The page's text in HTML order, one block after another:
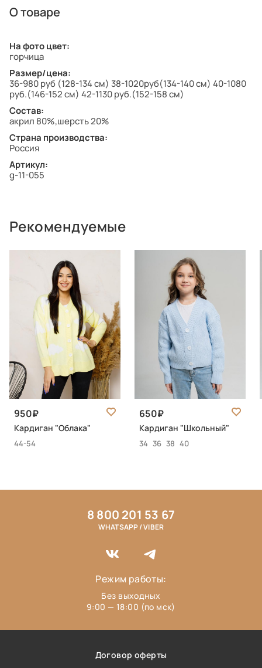
О товаре
На фото цвет:
горчица
Размер/цена:
36-980 руб (128-134 см) 38-1020руб(134-140 см) 40-1080
руб.(146-152 см) 42-1130 руб.(152-158 см)
Состав:
акрил 80%,шерсть 20%
Страна производства:
Россия
Артикул:
g-11-055
Рекомендуемые
950
Кардиган "Облака"
44-54
650
Кардиган "Школьный"
34 36 38 40
Договор оферты
8 800 201 53 67
WHATSAPP / VIBER
Режим работы:
Без выходных
9:00 — 18:00 (по мск)